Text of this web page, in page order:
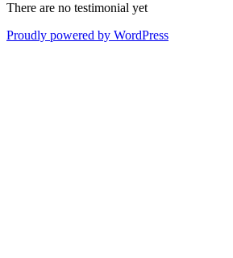
There are no testimonial yet
Proudly powered by WordPress